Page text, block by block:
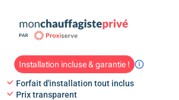
Installation incluse & garantie !
Forfait d'installation tout inclus
Prix transparent